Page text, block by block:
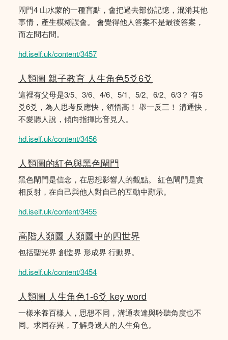
閘門4 山水蒙的一種盲點，會把過去部份記憶，混淆其他
事情，產生模糊誤會。 會覺得他人答案不是最後答案，
而左問右問。
hd.iself.uk/content/3457
人類圖 親子教育 人生角色5爻6爻
這裡有父母是3/5、3/6、4/6、5/1、5/2、6/2、6/3？ 有5
爻6爻，為人思考反應快，領悟高！ 舉一反三！ 溝通快，
不愛聽人說，傾向指揮比音見人。
hd.iself.uk/content/3456
人類圖的紅色與黑色閘門
黑色閘門是信念，在思想影響人的觀點。 紅色閘門是實
相反射，在自己與他人對自己的互動中顯示。
hd.iself.uk/content/3455
高階人類圖 人類圖中的四世界
包括聖光界 創造界 形成界 行動界。
hd.iself.uk/content/3454
人類圖 人生角色1-6爻 key word
一樣米養百樣人，思想不同，溝通表達與聆聽角度也不
同。求同存異，了解身邊人的人生角色。